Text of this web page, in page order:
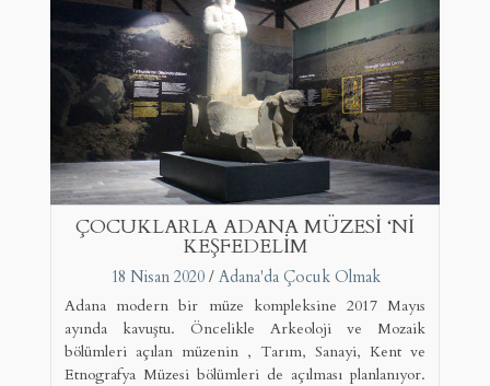
ÇOCUKLARLA ADANA MÜZESİ ‘Nİ
KEŞFEDELİM
18 Nisan 2020/ Adana'da Çocuk Olmak
Adana modern bir müze kompleksine 2017 Mayıs
ayında kavuştu. Öncelikle Arkeoloji ve Mozaik
bölümleri açılan müzenin , Tarım, Sanayi, Kent ve
Etnografya Müzesi bölümleri de açılması planlanıyor.